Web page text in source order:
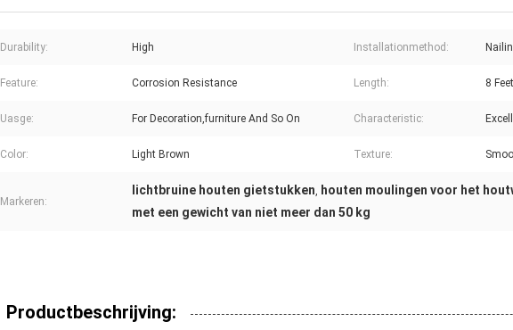
Durability: High Installationmethod:
Feature: Corrosion Resistance Length: 8 Feet
Uasge: For Decoration,furniture And So On Characteristic:
Color: Light Brown Texture:
Markeren:
lichtbruine houten gietstukken houten moulingen voor het
met een gewicht van niet meer dan 50 kg
Productbeschrijving: